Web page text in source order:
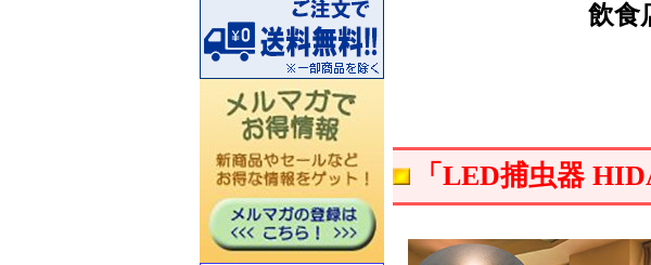
飲食
「LED捕虫器
毎日出るゴミは
燃やしてスッキリ♪
【家庭用焼却炉
山水籠】